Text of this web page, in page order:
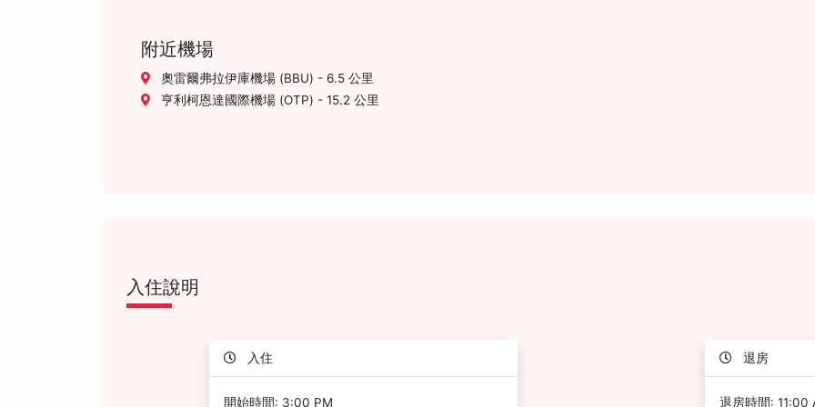
附近機場
奧雷爾弗拉伊庫機場 (BBU) - 6.5 公里
亨利柯恩達國際機場 (OTP) - 15.2 公里
入住說明
入住
開始時間: 3:00 PM
退房
退房時間: 11:00